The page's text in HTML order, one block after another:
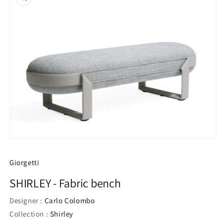
에
미
디
1
열
Giorgetti
SHIRLEY - Fabric bench
Designer : Carlo Colombo
Collection : Shirley